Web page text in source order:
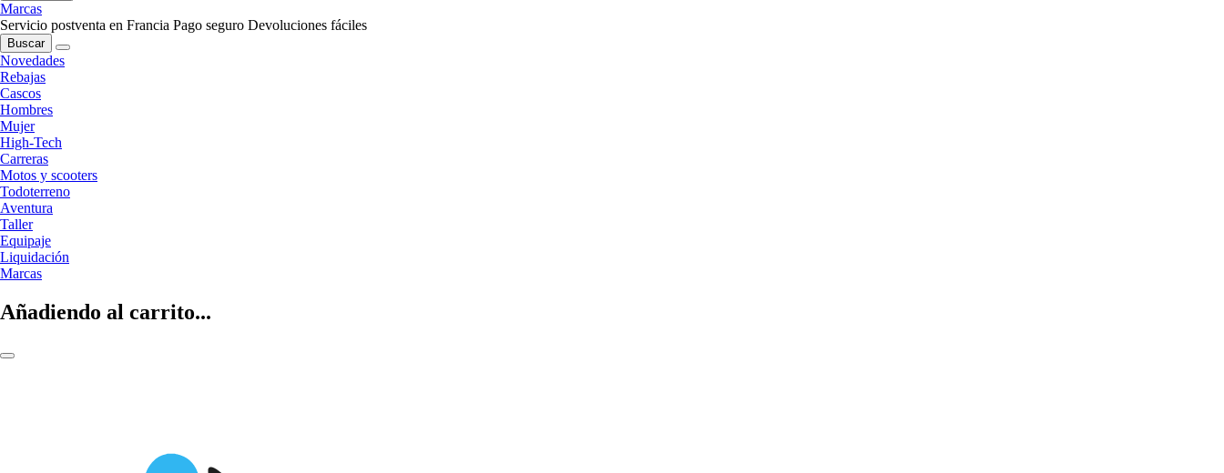
Marcas
Servicio postventa en Francia Pago seguro Devoluciones fáciles
Buscar
Novedades
Rebajas
Cascos
Hombres
Mujer
High-Tech
Carreras
Motos y scooters
Todoterreno
Aventura
Taller
Equipaje
Liquidación
Marcas
Añadiendo al carrito...